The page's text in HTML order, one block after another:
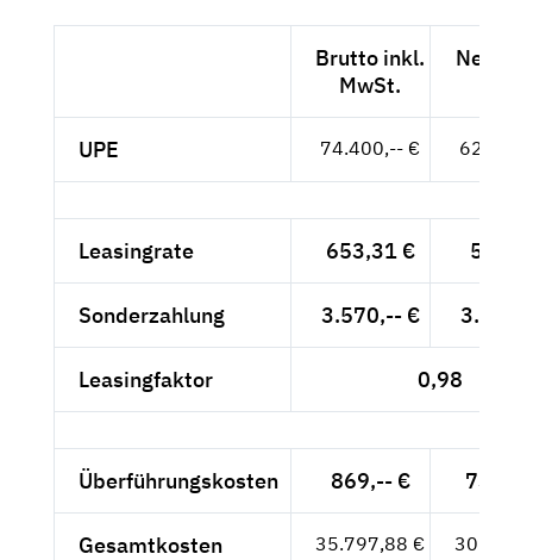
Brutto inkl.
MwSt.
Netto
UPE 74.400,-- €
Leasingrate 653,31 €
Sonderzahlung 3.570,-- €
Leasingfaktor 0,98
Überführungskosten 869,-- €
Gesamtkosten 35.797,88 €